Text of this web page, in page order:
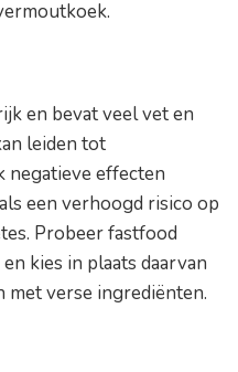
en bevat veel vet en
leiden tot
negatieve effecten
een verhoogd risico op
Probeer fastfood
kies in plaats daarvan
met verse ingrediënten.